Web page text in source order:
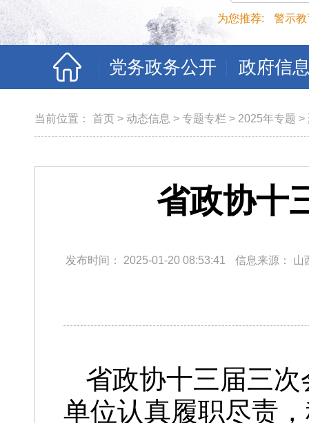
为您推荐: 警示教
党务政务公开 政府信
当前位置： 首页 > 动态信息 > 专题专栏 > 2025年专题 >
省政协十
发布时间： 2025-01-20 08:53:41 信息来源： 山
省政协十三届三
单位认真履职尽责